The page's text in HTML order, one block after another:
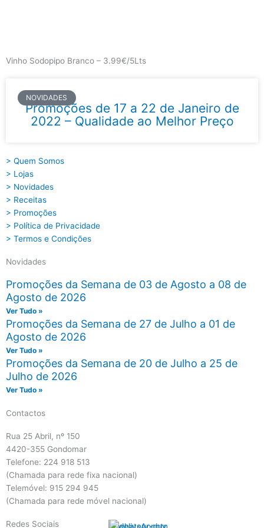
Vinho Sodopipo Branco – 3.99€/5Lts
NOVIDADES
Promoções de 17 a 22 de Janeiro de
2022 – Qualidade ao Melhor Preço
> Quem Somos
> Lojas
> Novidades
> Receitas
> Promoções
> Política de Privacidade
> Termos e Condições
Novidades
Promoções da Semana de 03 de Agosto a 08 de
Agosto de 2026
Ver Tudo »
Promoções da Semana de 27 de Julho a 01 de
Agosto de 2026
Ver Tudo »
Promoções da Semana de 20 de Julho a 25 de
Julho de 2026
Ver Tudo »
Contactos
Rua 25 Abril, nº 150
4420-355 Gondomar
Telefone: 224 918 513
(Chamada para rede fixa nacional)
Telemóvel: 915 294 945
(Chamada para rede móvel nacional)
Redes Sociais